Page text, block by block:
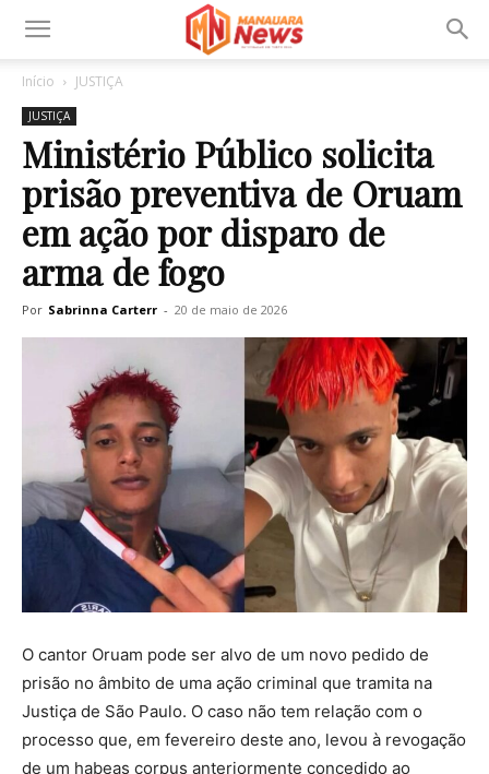
Início JUSTIÇA
JUSTIÇA
Ministério Público solicita
prisão preventiva de Oruam
em ação por disparo de
arma de fogo
Por Sabrinna Carterr - 20 de maio de 2026
O cantor Oruam pode ser alvo de um novo pedido de
prisão no âmbito de uma ação criminal que tramita na
Justiça de São Paulo. O caso não tem relação com o
processo que, em fevereiro deste ano, levou à revogação
de um habeas corpus anteriormente concedido ao